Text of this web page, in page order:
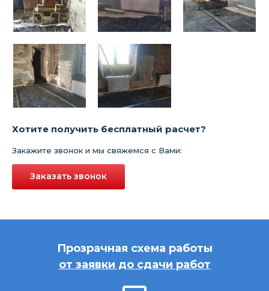
Хотите получить бесплатный расчет?
Закажите звонок и мы свяжемся с Вами:
Заказать звонок
Прозрачная схема работы
от заявки до сдачи работ